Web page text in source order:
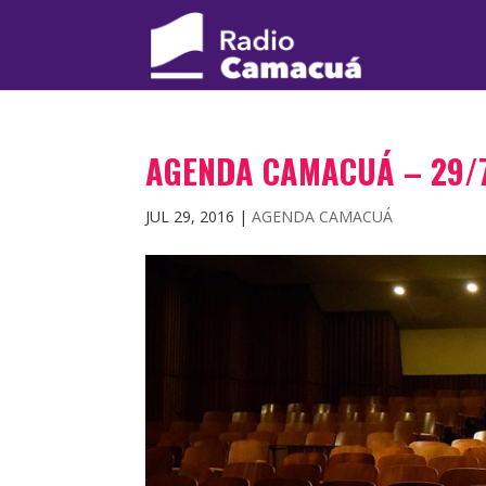
AGENDA CAMACUÁ –
JUL 29, 2016 |AGENDA CAMACUÁ